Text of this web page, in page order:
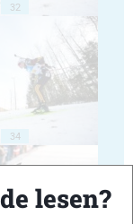
32
34
lesen?